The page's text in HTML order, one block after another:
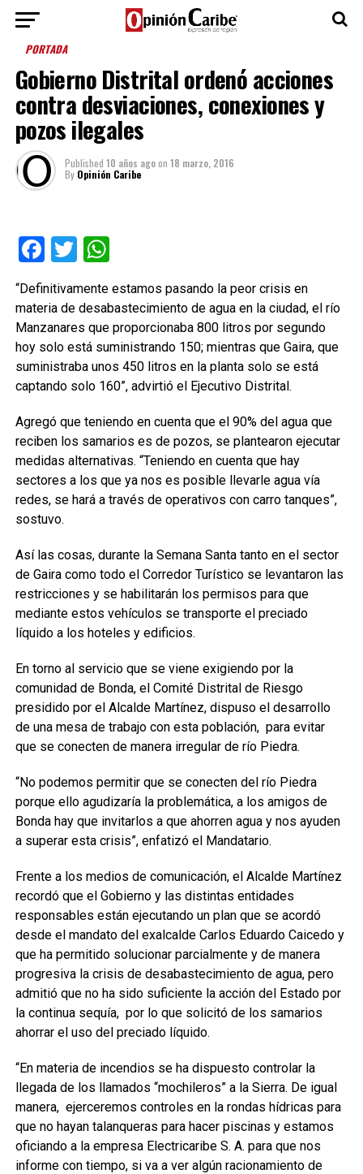
PORTADA
Gobierno Distrital ordenó acciones
contra desviaciones, conexiones y
pozos ilegales
Published 10 años agoon 18 marzo, 2016
By Opinión Caribe
Facebook
TwitterWhatsApp
“Definitivamente estamos pasando la peor crisis en
materia de desabastecimiento de agua en la ciudad, el río
Manzanares que proporcionaba 800 litros por segundo
hoy solo está suministrando 150; mientras que Gaira, que
suministraba unos 450 litros en la planta solo se está
captando solo 160”, advirtió el Ejecutivo Distrital.
Agregó que teniendo en cuenta que el 90% del agua que
reciben los samarios es de pozos, se plantearon ejecutar
medidas alternativas. “Teniendo en cuenta que hay
sectores a los que ya nos es posible llevarle agua vía
redes, se hará a través de operativos con carro tanques”,
sostuvo.
Así las cosas, durante la Semana Santa tanto en el sector
de Gaira como todo el Corredor Turístico se levantaron las
restricciones y se habilitarán los permisos para que
mediante estos vehículos se transporte el preciado
líquido a los hoteles y edificios.
En torno al servicio que se viene exigiendo por la
comunidad de Bonda, el Comité Distrital de Riesgo
presidido por el Alcalde Martínez, dispuso el desarrollo
de una mesa de trabajo con esta población, para evitar
que se conecten de manera irregular de río Piedra.
“No podemos permitir que se conecten del río Piedra
porque ello agudizaría la problemática, a los amigos de
Bonda hay que invitarlos a que ahorren agua y nos ayuden
a superar esta crisis”, enfatizó el Mandatario.
Frente a los medios de comunicación, el Alcalde Martínez
recordó que el Gobierno y las distintas entidades
responsables están ejecutando un plan que se acordó
desde el mandato del exalcalde Carlos Eduardo Caicedo y
que ha permitido solucionar parcialmente y de manera
progresiva la crisis de desabastecimiento de agua, pero
admitió que no ha sido suficiente la acción del Estado por
la continua sequía, por lo que solicitó de los samarios
ahorrar el uso del preciado líquido.
“En materia de incendios se ha dispuesto controlar la
llegada de los llamados “mochileros” a la Sierra. De igual
manera, ejerceremos controles en la rondas hídricas para
que no hayan talanqueras para hacer piscinas y estamos
oficiando a la empresa Electricaribe S. A. para que nos
informe con tiempo, si va a ver algún racionamiento de